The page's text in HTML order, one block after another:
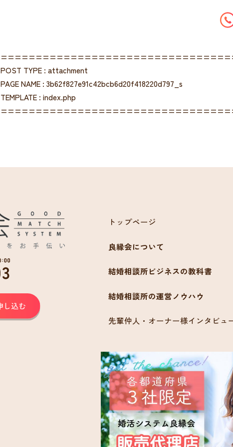
POST TYPE : attachment
PAGE NAME : 3b62f827e91c42bcb6d20f418220d797_s
TEMPLATE : index.php
トップページ
良縁会について
結婚相談所ビジネスの教科書
結婚相談所の運営ノウハウ
先輩仲人・オーナー様インタビュ